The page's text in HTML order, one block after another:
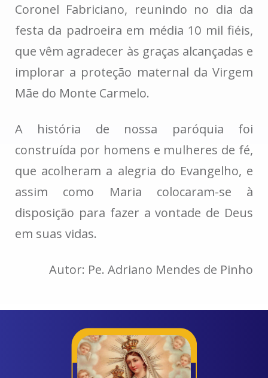
Coronel Fabriciano, reunindo no dia da
festa da padroeira em média 10 mil fiéis,
que vêm agradecer às graças alcançadas e
implorar a proteção maternal da Virgem
Mãe do Monte Carmelo.
A história de nossa paróquia foi
construída por homens e mulheres de fé,
que acolheram a alegria do Evangelho, e
assim como Maria colocaram-se à
disposição para fazer a vontade de Deus
em suas vidas.
Autor: Pe. Adriano Mendes de Pinho